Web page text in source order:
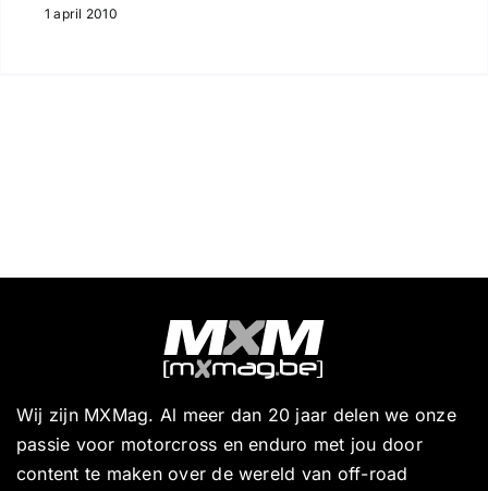
1 april 2010
Wij zijn MXMag. Al meer dan 20 jaar delen we onze
passie voor motorcross en enduro met jou door
content te maken over de wereld van off-road